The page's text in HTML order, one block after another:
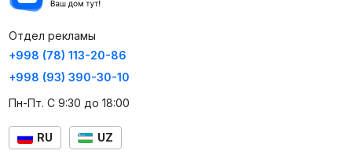
Отдел рекламы
+998 (78) 113-20-86
+998 (93) 390-30-10
Пн-Пт. С 9:30 до 18:00
RU UZ